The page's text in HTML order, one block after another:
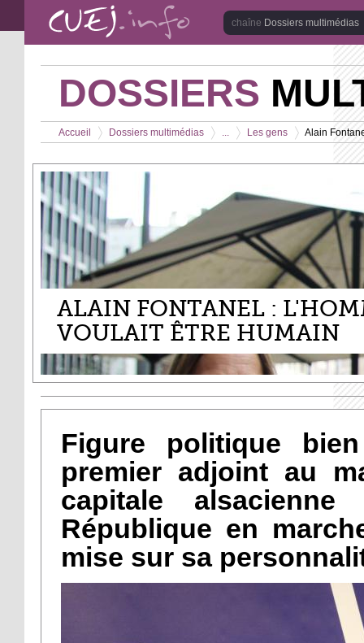
Aller au contenu principal
Dossiers multimédias
DOSSIERS
Vous êtes ici
Accueil
>
Dossiers multimédias
>
...
>
Les gens
>
Alain
ALAIN FONTANEL :
VOULAIT ÊTRE HUMAIN
Figure politique
premier adjoint au
capitale
République en
mise sur sa